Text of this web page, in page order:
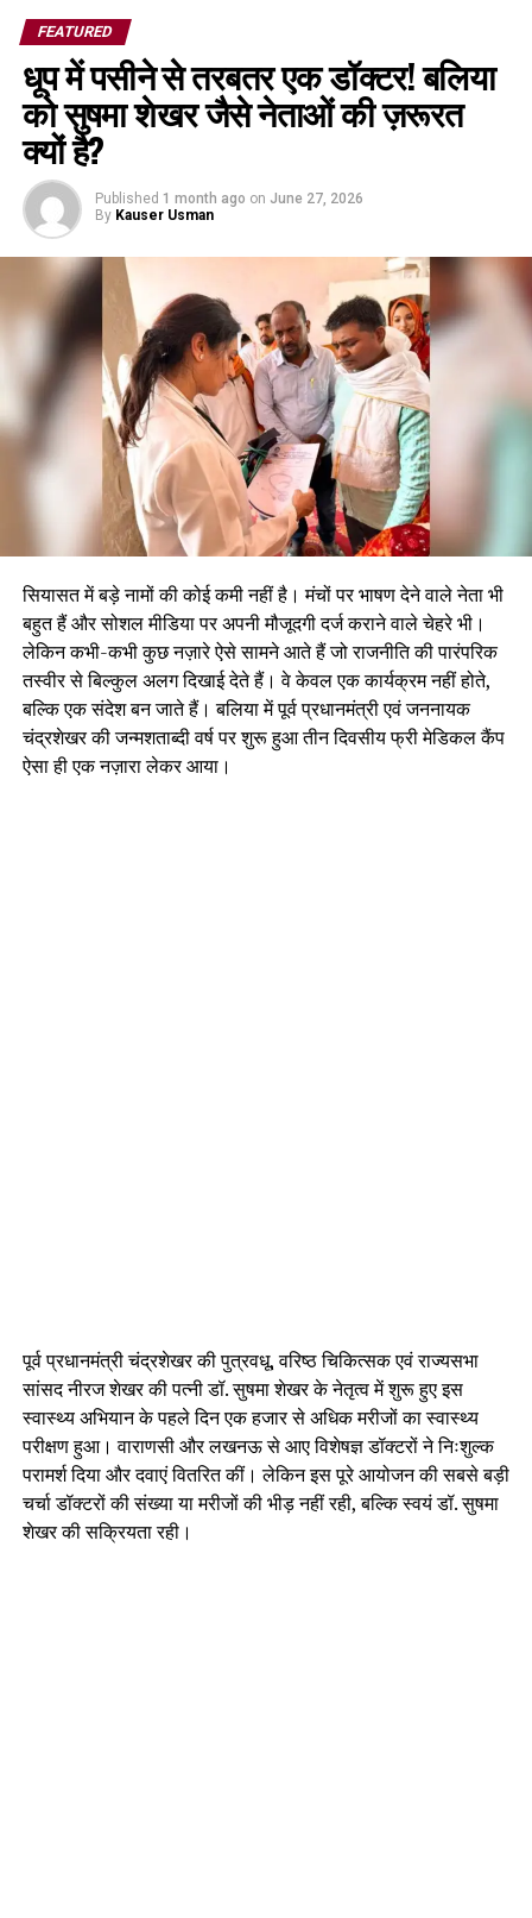
FEATURED
धूप में पसीने से तरबतर एक डॉक्टर! बलिया
को सुषमा शेखर जैसे नेताओं की ज़रूरत
क्यों है?
Published 1 month ago on June 27, 2026
By Kauser Usman
सियासत में बड़े नामों की कोई कमी नहीं है। मंचों पर भाषण देने वाले नेता भी
बहुत हैं और सोशल मीडिया पर अपनी मौजूदगी दर्ज कराने वाले चेहरे भी।
लेकिन कभी-कभी कुछ नज़ारे ऐसे सामने आते हैं जो राजनीति की पारंपरिक
तस्वीर से बिल्कुल अलग दिखाई देते हैं। वे केवल एक कार्यक्रम नहीं होते,
बल्कि एक संदेश बन जाते हैं। बलिया में पूर्व प्रधानमंत्री एवं जननायक
चंद्रशेखर की जन्मशताब्दी वर्ष पर शुरू हुआ तीन दिवसीय फ्री मेडिकल कैंप
ऐसा ही एक नज़ारा लेकर आया।
पूर्व प्रधानमंत्री चंद्रशेखर की पुत्रवधू, वरिष्ठ चिकित्सक एवं राज्यसभा
सांसद नीरज शेखर की पत्नी डॉ. सुषमा शेखर के नेतृत्व में शुरू हुए इस
स्वास्थ्य अभियान के पहले दिन एक हजार से अधिक मरीजों का स्वास्थ्य
परीक्षण हुआ। वाराणसी और लखनऊ से आए विशेषज्ञ डॉक्टरों ने निःशुल्क
परामर्श दिया और दवाएं वितरित कीं। लेकिन इस पूरे आयोजन की सबसे बड़ी
चर्चा डॉक्टरों की संख्या या मरीजों की भीड़ नहीं रही, बल्कि स्वयं डॉ. सुषमा
शेखर की सक्रियता रही।